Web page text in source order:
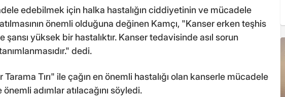
edebilmek için halka hastalığın ciddiyetinin ve mücadele
önemli olduğuna değinen Kamçı, "Kanser erken teşhis
şansı yüksek bir hastalıktır. Kanser tedavisinde asıl sorun
dedi.
Tarama Tırı" ile çağın en önemli hastalığı olan kanserle mücadele
adımlar atılacağını söyledi.